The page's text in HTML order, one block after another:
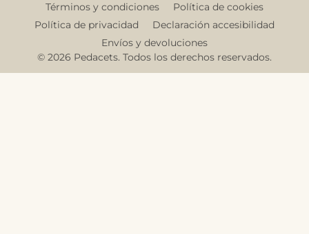
© 2026 Pedacets. Todos los derechos reservados.
Términos y condiciones
Política de cookies
Política de privacidad
Declaración accesibilidad
Envíos y devoluciones